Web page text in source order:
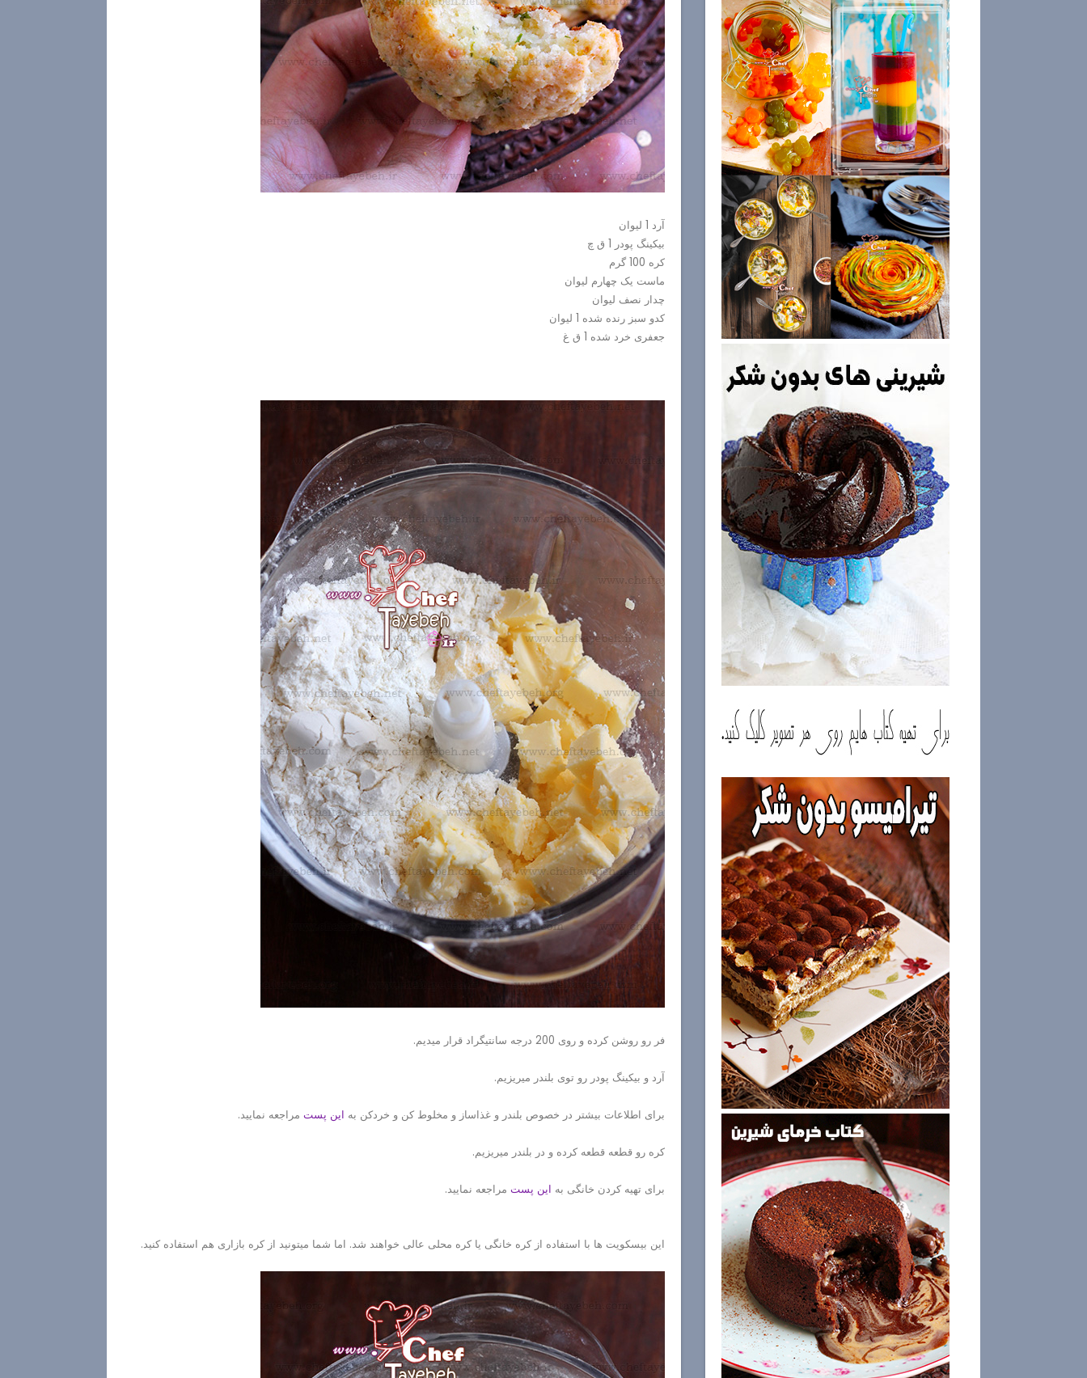
آرد 1 لیوان
بیکینگ پودر 1 ق چ
کره 100 گرم
ماست یک چهارم لیوان
چدار نصف لیوان
کدو سبز رنده شده 1 لیوان
جعفری خرد شده 1 ق غ
فر رو روشن کرده و روی 200 درجه سانتیگراد قرار میدیم.
آرد و بیکینگ پودر رو توی بلندر میریزیم.
برای اطلاعات بیشتر در خصوص بلندر و غذاساز و مخلوط کن و خردکن به این پست مراجعه نمایید.
کره رو قطعه قطعه کرده و در بلندر میریزیم.
برای تهیه کردن خانگی به این پست مراجعه نمایید.
این بیسکویت ها با استفاده از کره خانگی یا کره محلی عالی خواهند شد. اما شما میتونید از کره بازاری هم استفاده کنید.